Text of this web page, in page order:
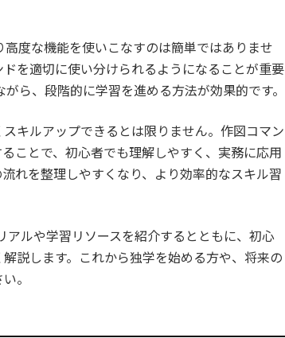
度な機能を使いこなすのは簡単ではありませ
を適切に使い分けられるようになることが重要
ら、段階的に学習を進める方法が効果的です。
キルアップできるとは限りません。作図コマン
ことで、初心者でも理解しやすく、実務に応用
れを整理しやすくなり、より効率的なスキル習
ルや学習リソースを紹介するとともに、初心
説します。これから独学を始める方や、将来の
。